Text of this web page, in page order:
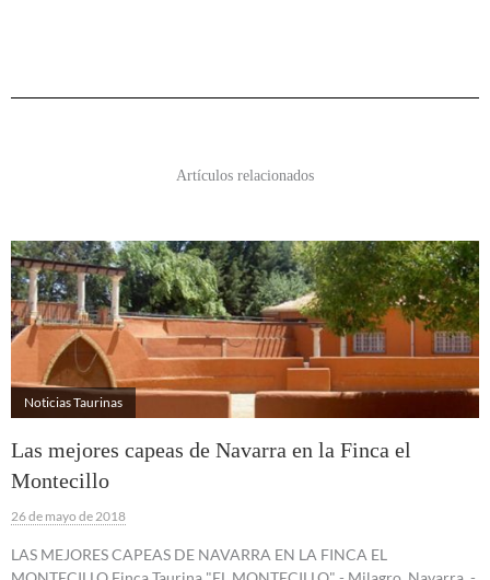
Artículos relacionados
Noticias Taurinas
Las mejores capeas de Navarra en la Finca el
Montecillo
26 de mayo de 2018
LAS MEJORES CAPEAS DE NAVARRA EN LA FINCA EL